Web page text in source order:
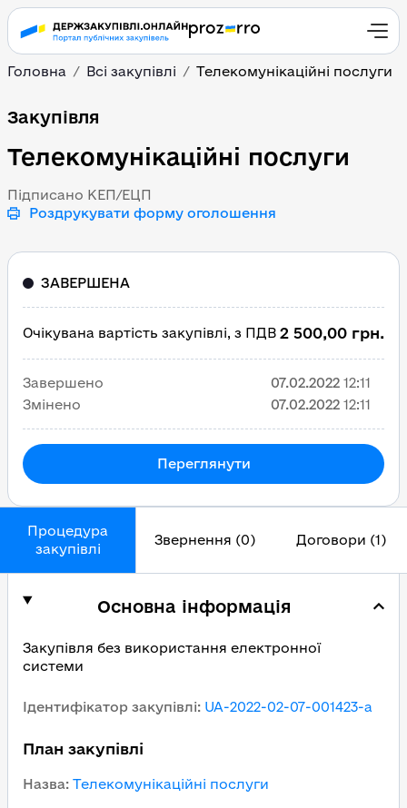
Головна Всі закупівлі Телекомунікаційні послуги
Телекомунікаційні
Закупівля
Телекомунікаційні послуги
Підписано КЕП/ЕЦП
Роздрукувати форму оголошення
Процедура
закупівлі
Звернення (0) Договори (1)
Основна інформація
Закупівля без використання електронної
системи
Ідентифікатор закупівлі: UA-2022-02-07-001423-a
План закупівлі
Назва: Телекомунікаційні послуги
ЗАВЕРШЕНА
Очікувана вартість закупівлі, з ПДВ 2 500,00 грн.
Завершено 07.02.2022 12:11
Змінено
07.02.2022 12:11
Переглянути